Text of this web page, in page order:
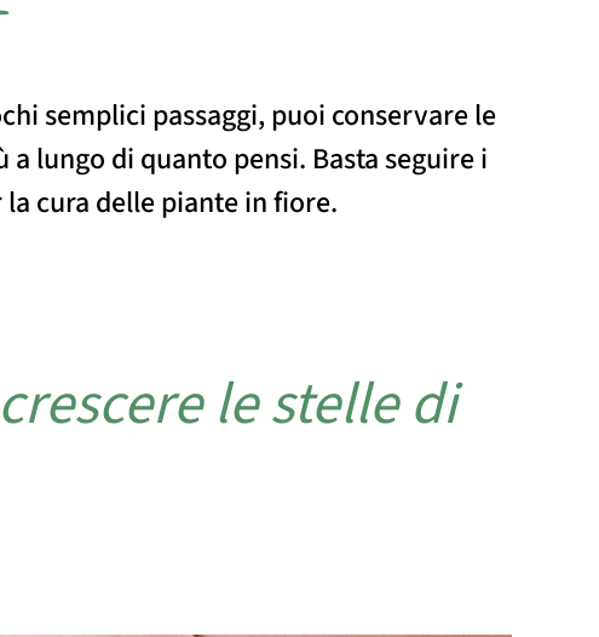
semplici passaggi, puoi conservare le
a lungo di quanto pensi. Basta seguire i
cura delle piante in fiore.
le stelle di